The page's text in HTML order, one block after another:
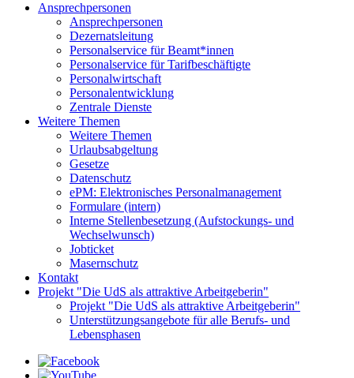
Ansprechpersonen
Ansprechpersonen
Dezernatsleitung
Personalservice für Beamt*innen
Personalservice für Tarifbeschäftigte
Personalwirtschaft
Personalentwicklung
Zentrale Dienste
Weitere Themen
Weitere Themen
Urlaubsabgeltung
Gesetze
Datenschutz
ePM: Elektronisches Personalmanagement
Formulare (intern)
Interne Stellenbesetzung (Aufstockungs- und
Wechselwunsch)
Jobticket
Masernschutz
Kontakt
Projekt "Die UdS als attraktive Arbeitgeberin"
Projekt "Die UdS als attraktive Arbeitgeberin"
Unterstützungsangebote für alle Berufs- und
Lebensphasen